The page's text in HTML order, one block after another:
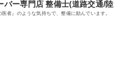
バー専門店 整備士(道路交通/
者』のような気持ちで、整備に励んでいます。